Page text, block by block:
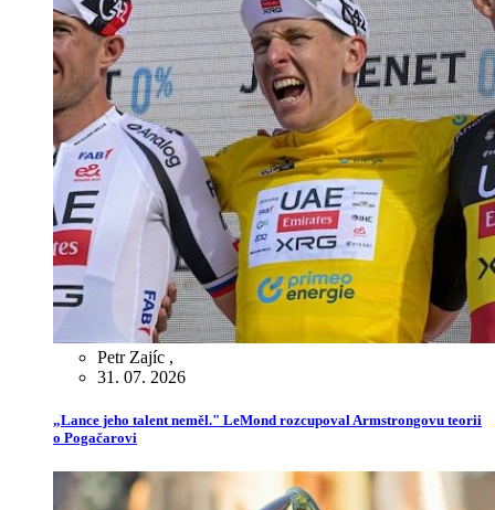
Petr Zajíc ,
31. 07. 2026
„Lance jeho talent neměl." LeMond rozcupoval Armstrongovu teorii
o Pogačarovi